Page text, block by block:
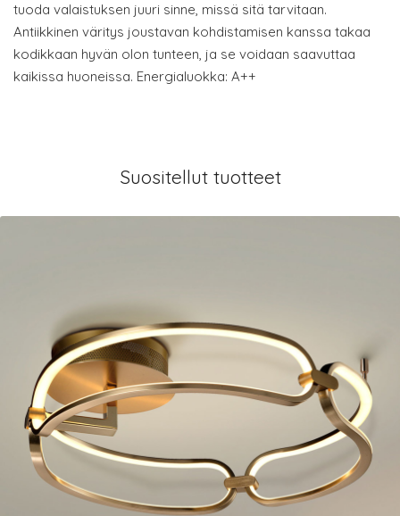
tuoda valaistuksen juuri sinne, missä sitä tarvitaan.
Antiikkinen väritys joustavan kohdistamisen kanssa takaa
kodikkaan hyvän olon tunteen, ja se voidaan saavuttaa
kaikissa huoneissa. Energialuokka: A++
Suositellut tuotteet